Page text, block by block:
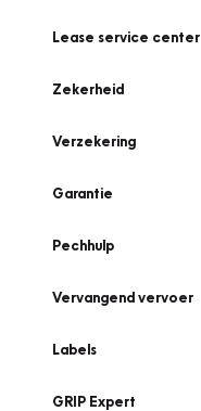
Lease service center
Zekerheid
Verzekering
Garantie
Pechhulp
Vervangend vervoer
Labels
GRIP Expert